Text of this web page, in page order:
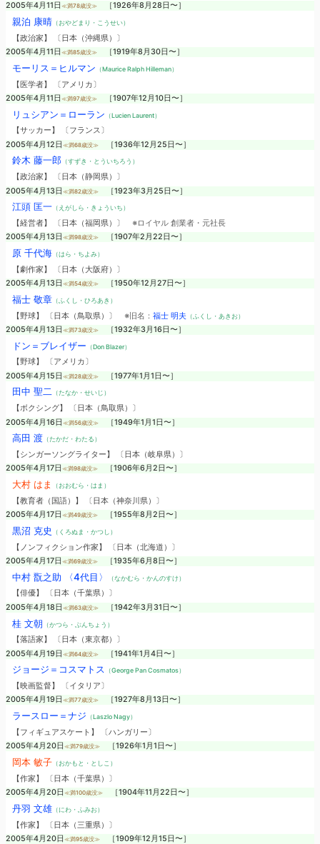
2005年4月11日 ≪満78歳没≫ ［1926年8月28日〜］
親泊 康晴（おやどまり・こうせい）
【政治家】 〔日本（沖縄県）〕
2005年4月11日 ≪満85歳没≫ ［1919年8月30日〜］
モーリス＝ヒルマン （Maurice Ralph Hilleman）
【医学者】 〔アメリカ〕
2005年4月11日 ≪満97歳没≫ ［1907年12月10日〜］
リュシアン＝ローラン （Lucien Laurent）
【サッカー】 〔フランス〕
2005年4月12日 ≪満68歳没≫ ［1936年12月25日〜］
鈴木 藤一郎（すずき・とういちろう）
【政治家】 〔日本（静岡県）〕
2005年4月13日 ≪満82歳没≫ ［1923年3月25日〜］
江頭 匡一（えがしら・きょういち）
【経営者】 〔日本（福岡県）〕 ※ロイヤル 創業者・元社長
2005年4月13日 ≪満98歳没≫ ［1907年2月22日〜］
原 千代海（はら・ちよみ）
【劇作家】 〔日本（大阪府）〕
2005年4月13日 ≪満54歳没≫ ［1950年12月27日〜］
福士 敬章（ふくし・ひろあき）
【野球】 〔日本（鳥取県）〕 ※旧名： 福士 明夫 （ふくし・あきお）
2005年4月13日 ≪満73歳没≫ ［1932年3月16日〜］
ドン＝ブレイザー （Don Blazer）
【野球】 〔アメリカ〕
2005年4月15日 ≪満28歳没≫ ［1977年1月1日〜］
田中 聖二（たなか・せいじ）
【ボクシング】 〔日本（鳥取県）〕
2005年4月16日 ≪満56歳没≫ ［1949年1月1日〜］
高田 渡（たかだ・わたる）
【シンガーソングライター】 〔日本（岐阜県）〕
2005年4月17日 ≪満98歳没≫ ［1906年6月2日〜］
大村 はま （おおむら・はま）
【教育者（国語）】 〔日本（神奈川県）〕
2005年4月17日 ≪満49歳没≫ ［1955年8月2日〜］
黒沼 克史 （くろぬま・かつし）
【ノンフィクション作家】 〔日本（北海道）〕
2005年4月17日 ≪満69歳没≫ ［1935年6月8日〜］
中村 翫之助 〈4代目〉 （なかむら・かんのすけ）
【俳優】 〔日本（千葉県）〕
2005年4月18日 ≪満63歳没≫ ［1942年3月31日〜］
桂 文朝 （かつら・ぶんちょう）
【落語家】 〔日本（東京都）〕
2005年4月19日 ≪満64歳没≫ ［1941年1月4日〜］
ジョージ＝コスマトス （George Pan Cosmatos）
【映画監督】 〔イタリア〕
2005年4月19日 ≪満77歳没≫ ［1927年8月13日〜］
ラースロー＝ナジ （Laszlo Nagy）
【フィギュアスケート】 〔ハンガリー〕
2005年4月20日 ≪満79歳没≫ ［1926年1月1日〜］
岡本 敏子（おかもと・としこ）
【作家】 〔日本（千葉県）〕
2005年4月20日 ≪満100歳没≫ ［1904年11月22日〜］
丹羽 文雄（にわ・ふみお）
【作家】 〔日本（三重県）〕
2005年4月20日 ≪満95歳没≫ ［1909年12月15日〜］